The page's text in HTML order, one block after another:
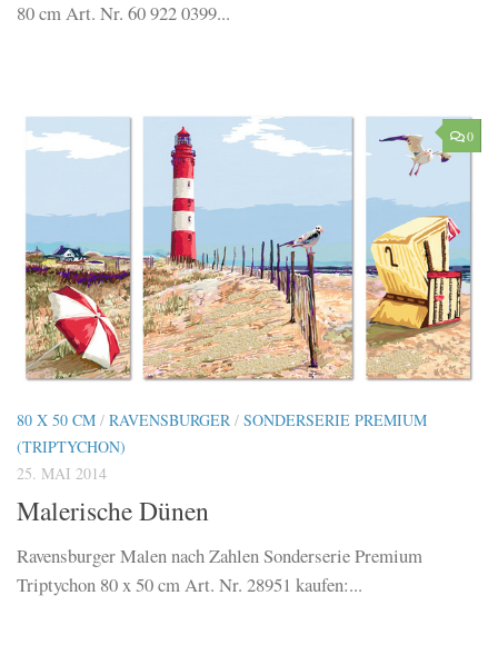
80 cm Art. Nr. 60 922 0399...
0
80 X 50 CM / RAVENSBURGER / SONDERSERIE PREMIUM
(TRIPTYCHON)
25. MAI 2014
Malerische Dünen
Ravensburger Malen nach Zahlen Sonderserie Premium
Triptychon 80 x 50 cm Art. Nr. 28951 kaufen:...